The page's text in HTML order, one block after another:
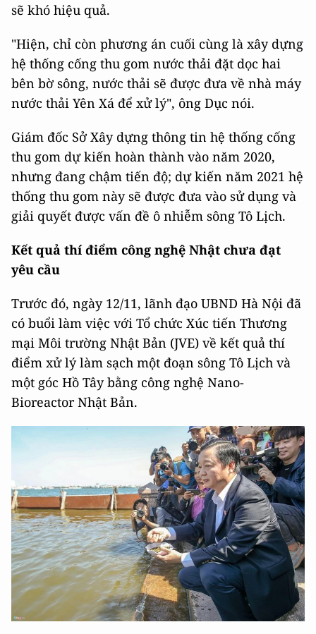
sẽ khó hiệu quả.
"Hiện, chỉ còn phương án cuối cùng là xây dựng
hệ thống cống thu gom nước thải đặt dọc hai
bên bờ sông, nước thải sẽ được đưa về nhà máy
nước thải Yên Xá để xử lý", ông Dục nói.
Giám đốc Sở Xây dựng thông tin hệ thống cống
thu gom dự kiến hoàn thành vào năm 2020,
nhưng đang chậm tiến độ; dự kiến năm 2021 hệ
thống thu gom này sẽ được đưa vào sử dụng và
giải quyết được vấn đề ô nhiễm sông Tô Lịch.
Kết quả thí điểm công nghệ Nhật chưa đạt
yêu cầu
Trước đó, ngày 12/11, lãnh đạo UBND Hà Nội đã
có buổi làm việc với Tổ chức Xúc tiến Thương
mại Môi trường Nhật Bản (JVE) về kết quả thí
điểm xử lý làm sạch một đoạn sông Tô Lịch và
một góc Hồ Tây bằng công nghệ Nano-
Bioreactor Nhật Bản.